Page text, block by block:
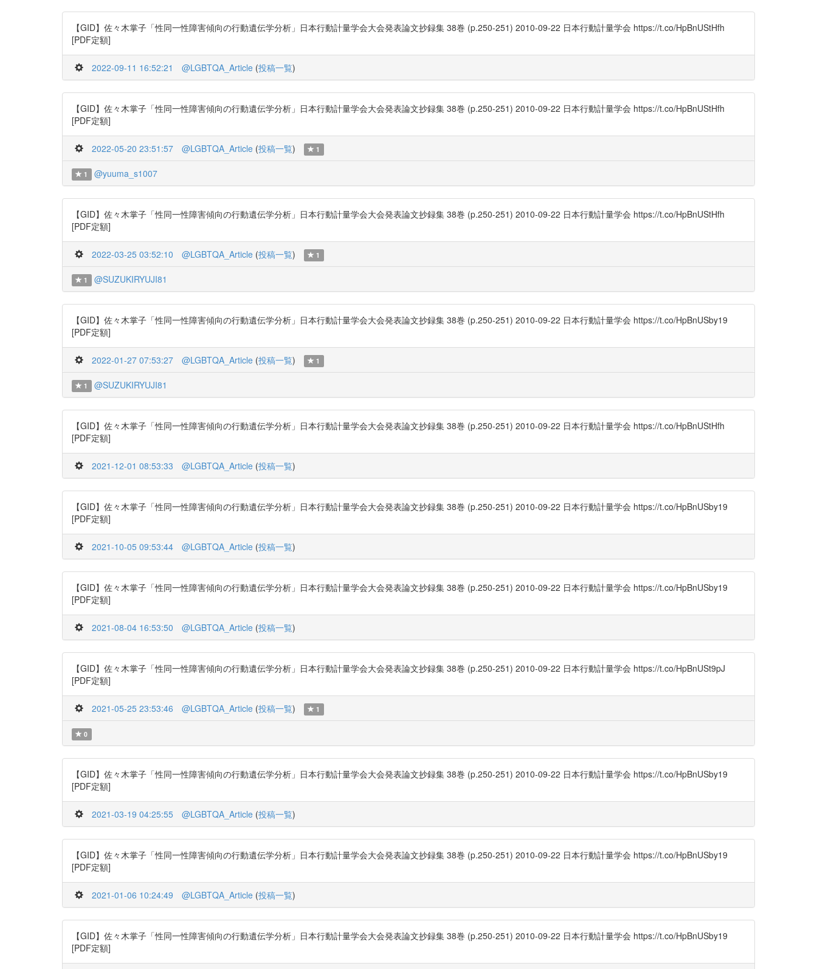
【GID】佐々木掌子「性同一性障害傾向の行動遺伝学分析」日本行動計量学会大会発表論文抄録集 38巻 (p.250-251) 2010-09-22 日本行動計量学会 https://t.co/HpBnUStHfh
[PDF定額]
2022-09-11 16:52:21 @LGBTQA_Article (投稿一覧)
【GID】佐々木掌子「性同一性障害傾向の行動遺伝学分析」日本行動計量学会大会発表論文抄録集 38巻 (p.250-251) 2010-09-22 日本行動計量学会 https://t.co/HpBnUStHfh
[PDF定額]
2022-05-20 23:51:57 @LGBTQA_Article (投稿一覧) 1
1 @yuuma_s1007
【GID】佐々木掌子「性同一性障害傾向の行動遺伝学分析」日本行動計量学会大会発表論文抄録集 38巻 (p.250-251) 2010-09-22 日本行動計量学会 https://t.co/HpBnUStHfh
[PDF定額]
2022-03-25 03:52:10 @LGBTQA_Article (投稿一覧) 1
1 @SUZUKIRYUJI81
【GID】佐々木掌子「性同一性障害傾向の行動遺伝学分析」日本行動計量学会大会発表論文抄録集 38巻 (p.250-251) 2010-09-22 日本行動計量学会 https://t.co/HpBnUSby19
[PDF定額]
2022-01-27 07:53:27 @LGBTQA_Article (投稿一覧) 1
1 @SUZUKIRYUJI81
【GID】佐々木掌子「性同一性障害傾向の行動遺伝学分析」日本行動計量学会大会発表論文抄録集 38巻 (p.250-251) 2010-09-22 日本行動計量学会 https://t.co/HpBnUStHfh
[PDF定額]
2021-12-01 08:53:33 @LGBTQA_Article (投稿一覧)
【GID】佐々木掌子「性同一性障害傾向の行動遺伝学分析」日本行動計量学会大会発表論文抄録集 38巻 (p.250-251) 2010-09-22 日本行動計量学会 https://t.co/HpBnUSby19
[PDF定額]
2021-10-05 09:53:44 @LGBTQA_Article (投稿一覧)
【GID】佐々木掌子「性同一性障害傾向の行動遺伝学分析」日本行動計量学会大会発表論文抄録集 38巻 (p.250-251) 2010-09-22 日本行動計量学会 https://t.co/HpBnUSby19
[PDF定額]
2021-08-04 16:53:50 @LGBTQA_Article (投稿一覧)
【GID】佐々木掌子「性同一性障害傾向の行動遺伝学分析」日本行動計量学会大会発表論文抄録集 38巻 (p.250-251) 2010-09-22 日本行動計量学会 https://t.co/HpBnUSt9pJ
[PDF定額]
2021-05-25 23:53:46 @LGBTQA_Article (投稿一覧) 1
0
【GID】佐々木掌子「性同一性障害傾向の行動遺伝学分析」日本行動計量学会大会発表論文抄録集 38巻 (p.250-251) 2010-09-22 日本行動計量学会 https://t.co/HpBnUSby19
[PDF定額]
2021-03-19 04:25:55 @LGBTQA_Article (投稿一覧)
【GID】佐々木掌子「性同一性障害傾向の行動遺伝学分析」日本行動計量学会大会発表論文抄録集 38巻 (p.250-251) 2010-09-22 日本行動計量学会 https://t.co/HpBnUSby19
[PDF定額]
2021-01-06 10:24:49 @LGBTQA_Article (投稿一覧)
【GID】佐々木掌子「性同一性障害傾向の行動遺伝学分析」日本行動計量学会大会発表論文抄録集 38巻 (p.250-251) 2010-09-22 日本行動計量学会 https://t.co/HpBnUSby19
[PDF定額]